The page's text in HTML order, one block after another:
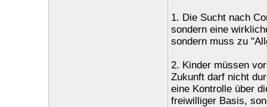
1. Die Sucht nach
sondern eine
sondern muss zu
2. Kinder müssen
Zukunft darf nicht
eine Kontrolle über
freiwilliger Basis,